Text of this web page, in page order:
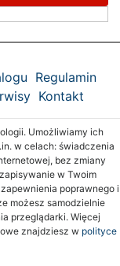
Regulamin
Kontakt
Umożliwiamy ich
w celach: świadczenia
bez zmiany
w Twoim
poprawnego i
możesz samodzielnie
przeglądarki. Więcej
znajdziesz w polityce